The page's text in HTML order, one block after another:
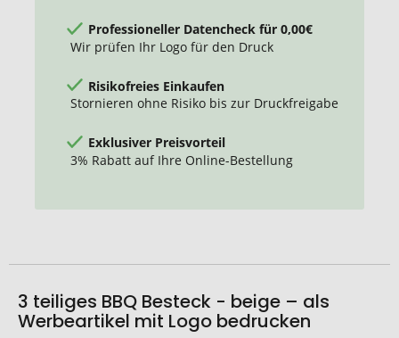
Professioneller Datencheck für 0,00€
Wir prüfen Ihr Logo für den Druck
Risikofreies Einkaufen
Stornieren ohne Risiko bis zur Druckfreigabe
Exklusiver Preisvorteil
3% Rabatt auf Ihre Online-Bestellung
3 teiliges BBQ Besteck - beige – als
Werbeartikel mit Logo bedrucken